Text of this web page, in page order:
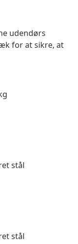
udendørs
for at sikre, at
stål
stål